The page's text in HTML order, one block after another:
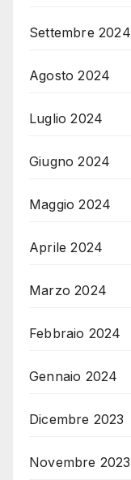
Settembre 2024
Agosto 2024
Luglio 2024
Giugno 2024
Maggio 2024
Aprile 2024
Marzo 2024
Febbraio 2024
Gennaio 2024
Dicembre 2023
Novembre 2023